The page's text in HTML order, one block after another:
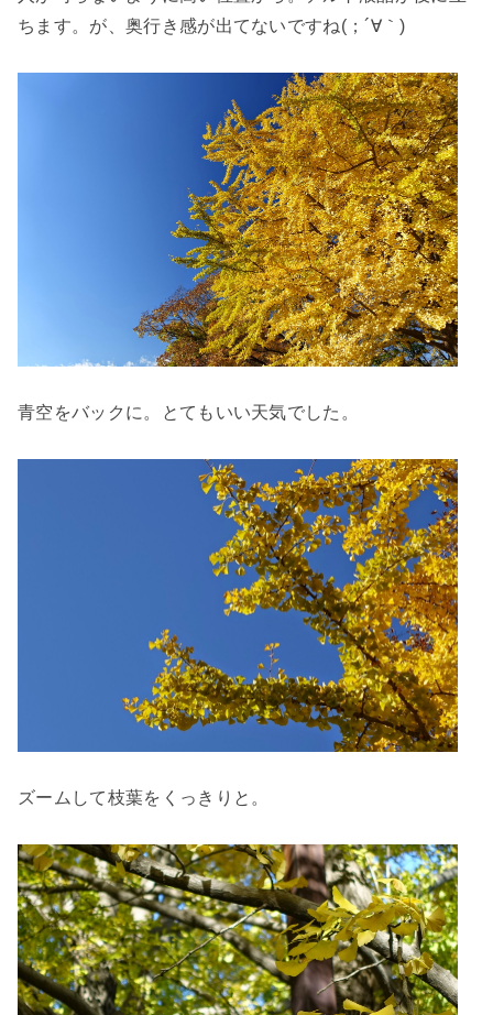
ちます。が、奥行き感が出てないですね(；´∀｀)
青空をバックに。とてもいい天気でした。
ズームして枝葉をくっきりと。